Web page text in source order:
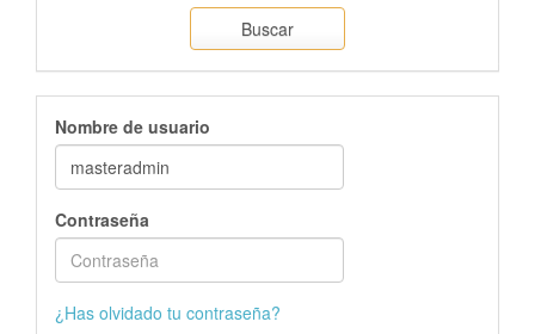
Buscar
Nombre de usuario
Contraseña
¿Has olvidado tu contraseña?